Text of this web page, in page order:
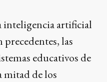
inteligencia artificial
precedentes, las
educativos de
mitad de los